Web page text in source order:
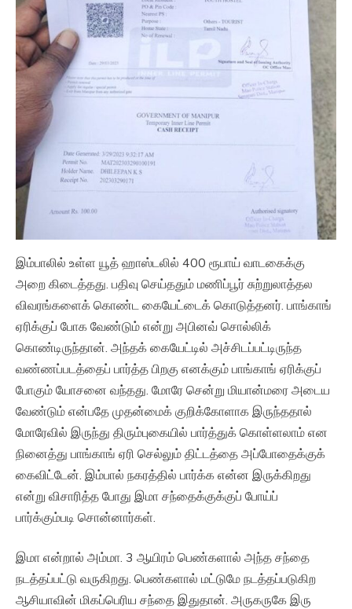
இம்பாலில் உள்ள யூத் ஹாஸ்டலில் 400 ரூபாய் வாடகைக்கு
அறை கிடைத்தது. பதிவு செய்ததும் மணிப்பூர் சுற்றுலாத்தல
விவரங்களைக் கொண்ட கையேட்டைக் கொடுத்தனர். பாங்காங்
ஏரிக்குப் போக வேண்டும் என்று அபினவ் சொல்லிக்
கொண்டிருந்தான். அந்தக் கையேட்டில் அச்சிடப்பட்டிருந்த
வண்ணப்படத்தைப் பார்த்த பிறகு எனக்கும் பாங்காங் ஏரிக்குப்
போகும் யோசனை வந்தது. மோரே சென்று மியான்மரை அடைய
வேண்டும் என்பதே முதன்மைக் குறிக்கோளாக இருந்ததால்
மோரேவில் இருந்து திரும்புகையில் பார்த்துக் கொள்ளலாம் என
நினைத்து பாங்காங் ஏரி செல்லும் திட்டத்தை அப்போதைக்குக்
கைவிட்டேன். இம்பால் நகரத்தில் பார்க்க என்ன இருக்கிறது
என்று விசாரித்த போது இமா சந்தைக்குக்குப் போய்ப்
பார்க்கும்படி சொன்னார்கள்.
இமா என்றால் அம்மா. 3 ஆயிரம் பெண்களால் அந்த சந்தை
நடத்தப்பட்டு வருகிறது. பெண்களால் மட்டுமே நடத்தப்படுகிற
ஆசியாவின் மிகப்பெரிய சந்தை இதுதான். அருகருகே இரு